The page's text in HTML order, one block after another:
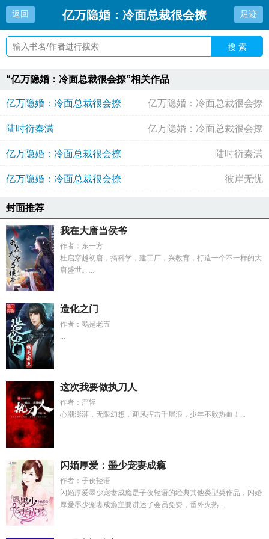
返回 亿万隐婚：冷面总裁很会撩 足迹
搜 索
“亿万隐婚：冷面总裁很会撩”相关作品
亿万隐婚：冷面总裁很会撩 亿万隐婚：冷面总裁很会撩
陆时衍秦潇 亿万隐婚：冷面总裁很会撩
亿万隐婚：冷面总裁很会撩 陆时衍秦潇
亿万隐婚：冷面总裁很会撩 彼岸无忧
封面推荐
我在大唐当侯爷
作者：东一方
杜启穿越初唐，搞科学，建工厂，兴教育，打造一个不一样的大
唐盛世。...
造化之门
作者：鹅是老五
...
这次我要做执刀人
作者：严轻
心潮澎湃，无限幻想，迎风挥击千层浪，少年不败热血！...
闪婚厚爱：墨少宠妻成瘾
作者：子夜轻语
闪婚厚爱墨少宠妻成瘾是子夜轻语的经典其他类型类作品，闪婚
厚爱墨少宠妻成瘾主要讲述了会员免费，番外火热...